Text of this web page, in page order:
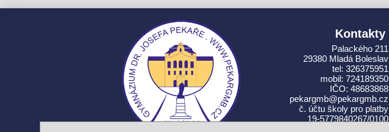
Kontakty
Palackého 211
29380 Mladá Boleslav
tel: 326375951
mobil: 724189350
IČO: 48683868
pekargmb@pekargmb.cz
č. účtu školy pro platby
19-5779840267/0100